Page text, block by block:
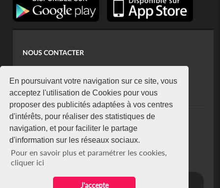
En poursuivant votre navigation sur ce site, vous
acceptez l'utilisation de Cookies pour vous
proposer des publicités adaptées à vos centres
d'intérêts, pour réaliser des statistiques de
navigation, et pour faciliter le partage
d'information sur les réseaux sociaux.
Pour en savoir plus et paramétrer les cookies,
cliquer ici
J'accepte
NOUS CONTACTER
koaci@yahoo.fr
+225 07 08 85 52 93
NEWSLETTER
Restez connecté via notre newsletter
S'abonner
Se désabonner